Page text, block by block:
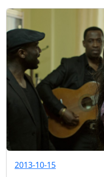
2013-10-15